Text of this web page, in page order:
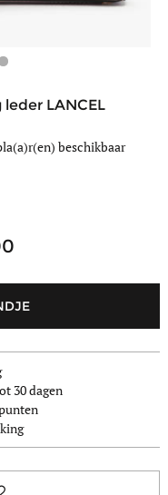
LANCEL
beschikbaar
30 dagen